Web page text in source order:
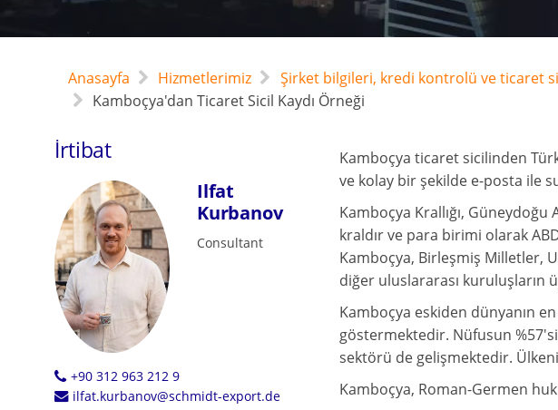
Anasayfa Hizmetlerimiz Şirket bilgileri, kredi kontrolü ve ticaret
Kamboçya'dan Ticaret Sicil Kaydı Örneği
İrtibat
Ilfat
Kurbanov
Consultant
+90 312 963 212 9
ilfat.kurbanov@schmidt-export.de
Kamboçya ticaret sicilinden
ve kolay bir şekilde e-posta ile
Kamboçya Krallığı,
kraldır ve para birimi olarak
Kamboçya, Birleşmiş Milletler,
diğer uluslararası kuruluşların
Kamboçya eskiden dünyanın
göstermektedir. Nüfusun %57'si
sektörü de gelişmektedir.
Kamboçya, Roman-Germen